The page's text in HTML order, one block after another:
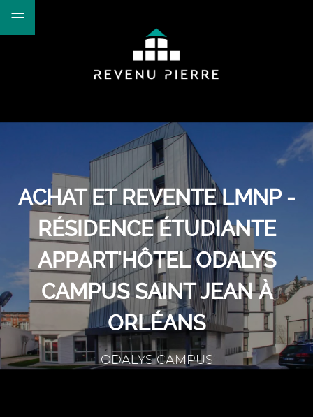
ACHAT ET REVENTE LMNP -
RÉSIDENCE ÉTUDIANTE
APPART'HÔTEL ODALYS
CAMPUS SAINT JEAN À
ORLÉANS
ODALYS CAMPUS